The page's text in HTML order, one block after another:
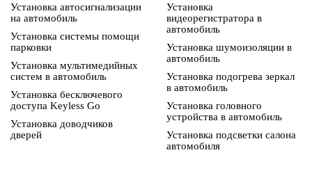
Установка автосигнализации
на автомобиль
Установка системы помощи
парковки
Установка мультимедийных
систем в автомобиль
Установка бесключевого
доступа Keyless Go
Установка доводчиков
дверей
Установка
видеорегистратора в
автомобиль
Установка шумоизоляции в
автомобиль
Установка подогрева зеркал
в автомобиль
Установка головного
устройства в автомобиль
Установка подсветки салона
автомобиля